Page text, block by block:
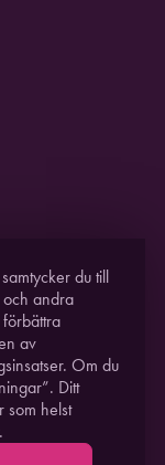
AVPITEÅ
du till
andra
av
Om du
Ditt
som helst